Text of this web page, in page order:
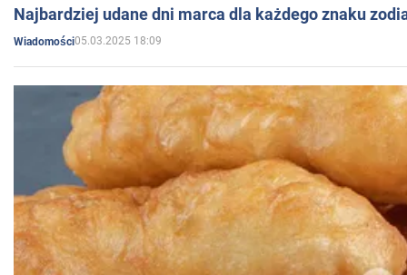
Najbardziej udane dni marca dla każdego znaku
Wiadomości05.03.2025 18:09